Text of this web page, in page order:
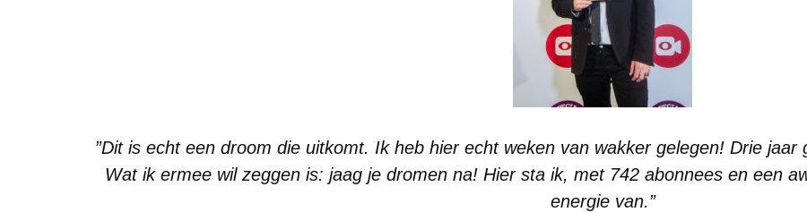
”Dit is echt een droom die uitkomt. Ik heb hier echt weken van wakker gelegen! Drie jaar
Wat ik ermee wil zeggen is: jaag je dromen na! Hier sta ik, met 742 abonnees en een
energie van.”